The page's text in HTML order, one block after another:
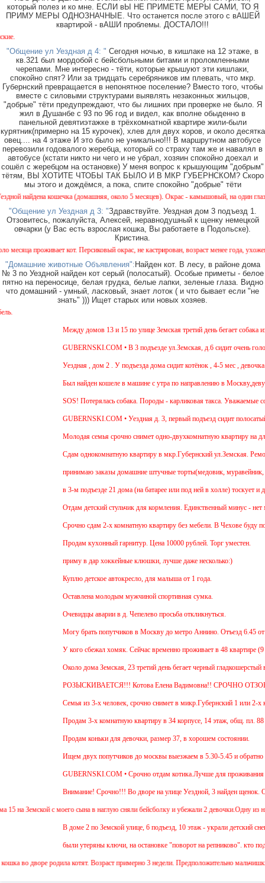
который полез и ко мне. ЕСЛИ вЫ НЕ ПРИМЕТЕ МЕРЫ САМИ, ТО Я
ПРИМУ МЕРЫ ОДНОЗНАЧНЫЕ. Что останется после этого с вАШЕЙ
квартирой - вАШИ проблемы. ДОСТАЛО!!!
"Общение ул Уездная д 4: " Сегодня ночью, в кишлаке на 12 этаже, в
кв.321 был мордобой с бейсбольными битами и проломленными
черепами. Мне интересно - тёти, которые крышуют эти кишлаки,
спокойно спят? Или за тридцать серебряников им плевать, что мкр.
Губернский превращается в непонятное поселение? Вместо того, чтобы
вместе с силовыми структурами выявлять незаконных жильцов,
"добрые" тёти предупреждают, что бы лишних при проверке не было. Я
жил в Душанбе с 93 по 96 год и видел, как вполне обыденно в
панельной девятиэтажке в трёхкомнатной квартире жили-были
курятник(примерно на 15 курочек), хлев для двух коров, и около десятка
овец.... на 4 этаже И это было не уникально!!! В маршрутном автобусе
перевозили годовалого жеребца, который со страху там же и навалял в
автобусе (кстати никто ни чего и не убрал, хозяин спокойно доехал и
сошёл с жеребцом на остановке) У меня вопрос к крышующим "добрым"
тётям, ВЫ ХОТИТЕ ЧТОБЫ ТАК БЫЛО И В МКР ГУБЕРНСКОМ? Скоро
мы этого и дождёмся, а пока, спите спокойно "добрые" тёти
найдена кошечка (домашняя, около 5 месяцев). Окрас - камышовый, на один глазик
"Общение ул Уездная д 3: "Здравствуйте. Уездная дом 3 подъезд 1.
Отзовитесь, пожалуйста, Алексей, неравнодушный к щенку немецкой
овчарки (у Вас есть взрослая кошка, Вы работаете в Подольске).
Кристина.
проживает кот. Персиковый окрас, не кастрирован, возраст менее года,
"Домашние животные Объявления": Найден кот. В лесу, в районе дома
№ 3 по Уездной найден кот серый (полосатый). Особые приметы - белое
пятно на переносице, белая грудка, белые лапки, зеленые глаза. Видно
что домашний - умный, ласковый, знает лоток ( и что бывает если "не
знать" ))) Ищет старых или новых хозяев.
Между домов 13 и 15 по улице Земская третий день бегает собака
GUBERNSKI.COM • В 3 подъезде ул.Земская, д.6 сидит очень
Уездная , дом 2 . У подъезда дома сидит котёнок , 4-5 мес ,
Был найден кошеле в машине с утра по направлению в
SOS! Потерялась собака. Породы - карликовая такса. Уважаемые
GUBERNSKI.COM • Уездная д. 3, первый подъезд сидит
Молодая семья срочно снимет одно-двухкомнатную квартиру на
Cдам однокомнатную квартиру в мкр.Губернский ул.Земская.
принимаю заказы домашние штучные торты(медовик, муравейник,
в 3-м подъезде 21 дома (на батарее или под ней в холле) тоскует
Отдам детский стульчик для кормления. Единственный минус - нет
Срочно сдам 2-х комнатную квартиру без мебели. В Чехове буду
Продам кухонный гарнитур. Цена 10000 рублей. Торг уместен.
приму в дар хоккейные клюшки, лучше даже несколько:)
Куплю детское автокресло, для малыша от 1 года.
Оставлена молодым мужчиной спортивная сумка.
Очевидцы аварии в д. Чепелево просьба откликнуться.
Могу брать попутчиков в Москву до метро Аннино. Отъезд 6.45
У кого сбежал хомяк. Сейчас временно проживает в 48 квартире (9
Около дома Земская, 23 третий день бегает черный гладкошерстый
РОЗЫСКИВАЕТСЯ!!! Котова Елена Вадимовна!! СРОЧНО
Семья из 3-х человек, срочно снимет в микр.Губернский 1 или 2-х
Продам 3-х комнатную квартиру в 34 корпусе, 14 этаж, общ. пл.
Продам коньки для девочки, размер 37, в хорошем состоянии.
Ищем двух попутчиков до москвы выезжаем в 5.30-5.45 и обратно
GUBERNSKI.COM • Срочно отдам котика.Лучше для проживания
Внимание! Срочно!!! Во дворе на улице Уездной, 3 найден щенок.
Земской с моего сына в наглую сняли бейсболку и убежали 2 девочки.Одну из низ
В доме 2 по Земской улице, 6 подъезд, 10 этаж - украли детский
были утеряны ключи, на остановке "поворот на репниково". кто
дворе родила котят. Возраст примерно 3 недели. Предположительно мальчишки.